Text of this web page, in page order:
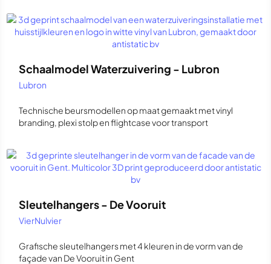
Schaalmodel Waterzuivering - Lubron
Lubron
Technische beursmodellen op maat gemaakt met vinyl
branding, plexi stolp en flightcase voor transport
Sleutelhangers - De Vooruit
VierNulvier
Grafische sleutelhangers met 4 kleuren in de vorm van de
façade van De Vooruit in Gent